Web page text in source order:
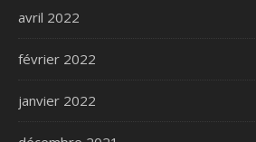
avril 2022
février 2022
janvier 2022